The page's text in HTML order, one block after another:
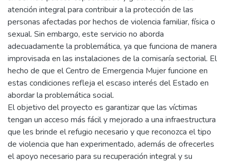
atención integral para contribuir a la protección de las
personas afectadas por hechos de violencia familiar, física o
sexual. Sin embargo, este servicio no aborda
adecuadamente la problemática, ya que funciona de manera
improvisada en las instalaciones de la comisaría sectorial. El
hecho de que el Centro de Emergencia Mujer funcione en
estas condiciones refleja el escaso interés del Estado en
abordar la problemática social.
El objetivo del proyecto es garantizar que las víctimas
tengan un acceso más fácil y mejorado a una infraestructura
que les brinde el refugio necesario y que reconozca el tipo
de violencia que han experimentado, además de ofrecerles
el apoyo necesario para su recuperación integral y su